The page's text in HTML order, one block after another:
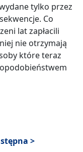
tylko przez
Co
lat zapłacili
nie otrzymają
które teraz
>